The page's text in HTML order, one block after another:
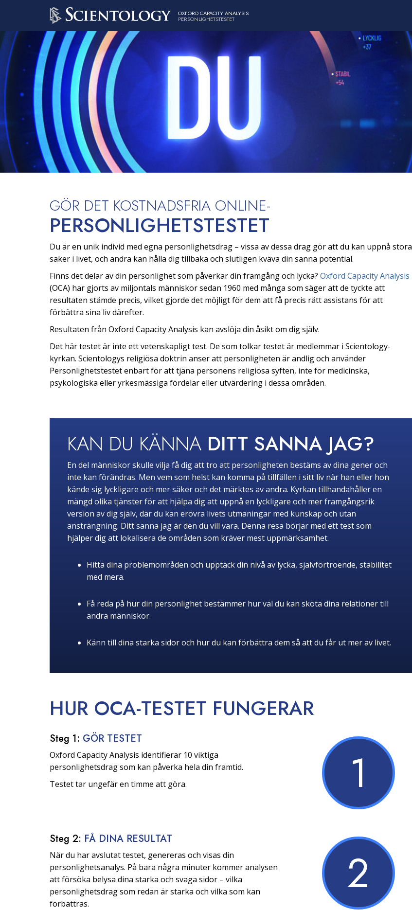
OXFORD CAPACITY ANALYSIS
PERSONLIGHETSTESTET
GÖR DET KOSTNADSFRIA ONLINE-
PERSONLIGHETS­TESTET
Du är en unik individ med egna personlighetsdrag – vissa av dessa drag gör att du kan uppnå stora
saker i livet, och andra kan hålla dig tillbaka och slutligen kväva din sanna potential.
Finns det delar av din personlighet som påverkar din framgång och lycka? Oxford Capacity Analysis
(OCA) har gjorts av miljontals människor sedan 1960 med många som säger att de tyckte att
resultaten stämde precis, vilket gjorde det möjligt för dem att få precis rätt assistans för att
förbättra sina liv därefter.
Resultaten från Oxford Capacity Analysis kan avslöja din åsikt om dig själv.
Det här testet är inte ett vetenskapligt test. De som tolkar testet är medlemmar i Scientology-
kyrkan. Scientologys religiösa doktrin anser att personligheten är andlig och använder
Personlighetstestet enbart för att tjäna personens religiösa syften, inte för medicinska,
psykologiska eller yrkesmässiga fördelar eller utvärdering i dessa områden.
KAN DU KÄNNA DITT SANNA JAG?
En del människor skulle vilja få dig att tro att personligheten bestäms av dina gener och
inte kan förändras. Men vem som helst kan komma på tillfällen i sitt liv när han eller hon
kände sig lyckligare och mer säker och det märktes av andra. Kyrkan tillhandahåller en
mängd olika tjänster för att hjälpa dig att uppnå en lyckligare och mer framgångsrik
version av dig själv, där du kan erövra livets utmaningar med kunskap och utan
ansträngning. Ditt sanna jag är den du vill vara. Denna resa börjar med ett test som
hjälper dig att lokalisera de områden som kräver mest uppmärksamhet.
Hitta dina problemområden och upptäck din nivå av lycka, självförtroende, stabilitet
med mera.
Få reda på hur din personlighet bestämmer hur väl du kan sköta dina relationer till
andra människor.
Känn till dina starka sidor och hur du kan förbättra dem så att du får ut mer av livet.
HUR OCA-TESTET FUNGERAR
Steg 1: GÖR TESTET
Oxford Capacity Analysis identifierar 10 viktiga
personlighetsdrag som kan påverka hela din framtid.
Testet tar ungefär en timme att göra.
1
Steg 2: FÅ DINA RESULTAT
När du har avslutat testet, genereras och visas din
personlighetsanalys. På bara några minuter kommer analysen
att försöka belysa dina starka och svaga sidor – vilka
personlighetsdrag som redan är starka och vilka som kan
förbättras.
2